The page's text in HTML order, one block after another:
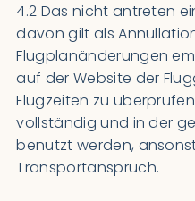
4.2 Das nicht antreten
davon gilt als
Flugplanänderungen
auf der Website der
Flugzeiten zu
vollständig und in der
benutzt werden,
Transportanspruch.